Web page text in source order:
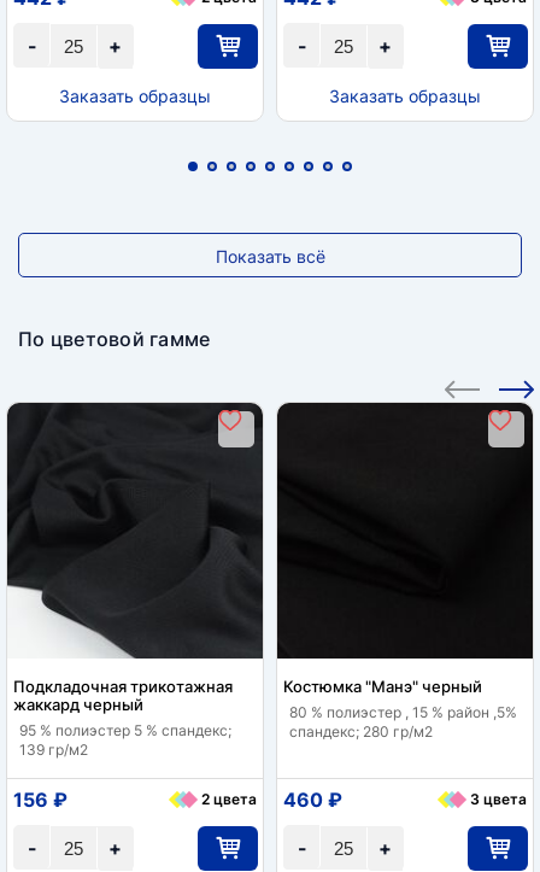
+
-
Заказать образцы
+
-
Заказать образцы
Показать всё
По цветовой гамме
Подкладочная трикотажная
жаккард черный
95 % полиэстер 5 % спандекс;
139 гр/м2
+
-
156 ₽ 2 цвета
Костюмка "Манэ" черный
80 % полиэстер , 15 % район ,5%
спандекс; 280 гр/м2
+
-
460 ₽ 3 цвета